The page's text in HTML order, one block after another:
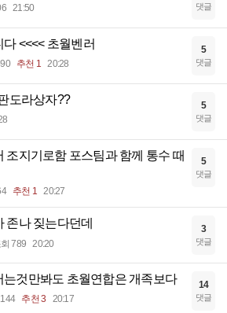
21:50 댓글
<<<< 초월벤러
추천 1 20:28
5
댓글
도라상자?? 5
댓글
조지기로함 포스팀과 함께 통수 때
추천 1 20:27
5
댓글
존나 짖는다던데
789 20:20
3
댓글
는것만봐도 초월연합은 개족보다
추천 3 20:17
14
댓글